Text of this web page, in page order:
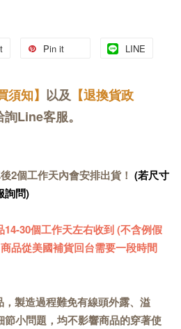
Pin it LINE
須知】 以及 【退換貨政
Line客服。
2個工作天內會安排出貨！ (若尺寸
詢問)
30個工作天左右收到 (不含例假
品從美國補貨回台需要一段時間
製造過程難免有線頭外露、溢
小問題，均不影響商品的穿著使